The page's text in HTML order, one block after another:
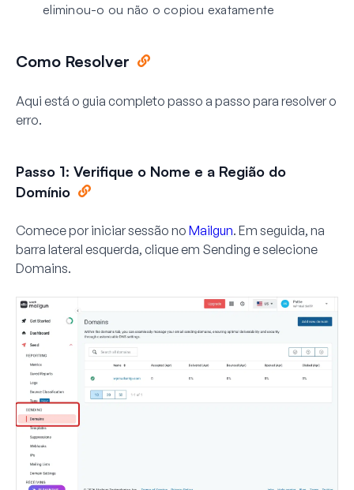
eliminou-o ou não o copiou exatamente
Como Resolver
Aqui está o guia completo passo a passo para resolver o
erro.
Passo 1: Verifique o Nome e a Região do
Domínio
Comece por iniciar sessão no Mailgun. Em seguida, na
barra lateral esquerda, clique em Sending e selecione
Domains.